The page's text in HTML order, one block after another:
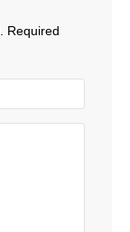
Required